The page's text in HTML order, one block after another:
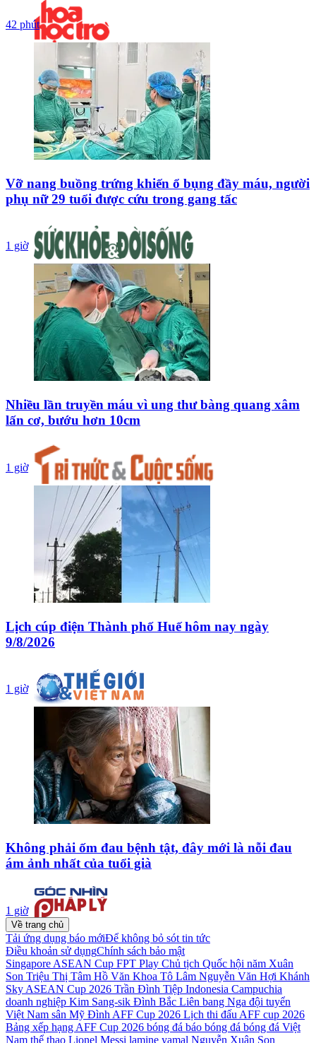
42 phút
Vỡ nang buồng trứng khiến ổ bụng đầy máu, người
phụ nữ 29 tuổi được cứu trong gang tấc
1 giờ
Nhiều lần truyền máu vì ung thư bàng quang xâm
lấn cơ, bướu hơn 10cm
1 giờ
Lịch cúp điện Thành phố Huế hôm nay ngày
9/8/2026
1 giờ
Không phải ốm đau bệnh tật, đây mới là nỗi đau
ám ảnh nhất của tuổi già
1 giờ
Về trang chủ
Tải ứng dụng báo mớiĐể không bỏ sót tin tức
Điều khoản sử dụngChính sách bảo mật
Singapore ASEAN Cup FPT Play Chủ tịch Quốc hội năm Xuân
Son Triệu Thị Tâm Hồ Văn Khoa Tô Lâm Nguyễn Văn Hợi Khánh
Sky ASEAN Cup 2026 Trần Đình Tiệp Indonesia Campuchia
doanh nghiệp Kim Sang-sik Đình Bắc Liên bang Nga đội tuyển
Việt Nam sân Mỹ Đình AFF Cup 2026 Lịch thi đấu AFF cup 2026
Bảng xếp hạng AFF Cup 2026 bóng đá báo bóng đá bóng đá Việt
Nam thể thao Lionel Messi lamine yamal Nguyễn Xuân Son